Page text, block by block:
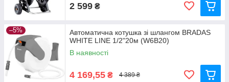
2 599 ₴
–5%
Автоматична котушка зі шлангом BRADAS
WHITE LINE 1/2"20м (W6B20)
В наявності
4 169,55 ₴ 4 389 ₴